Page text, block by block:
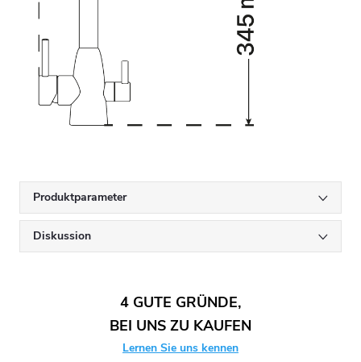
Produktparameter
Diskussion
4 GUTE GRÜNDE,
BEI UNS ZU KAUFEN
Lernen Sie uns kennen